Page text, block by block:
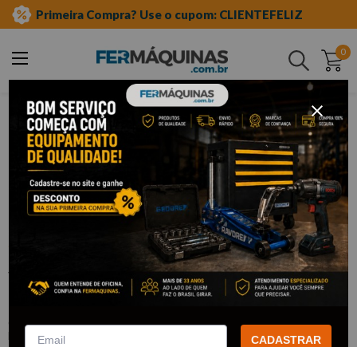
Primeira Compra? Use o cupom: CLIENTEFELIZ
0
Buscar
ferramentas manuais
soquetes e acessórios
soquetes de meia"
sextavado longo
Soquete Sextavado Longo 1/2 X 21
mm - LEE TOOLS
:606998
LEE TOOLS
CADASTRAR